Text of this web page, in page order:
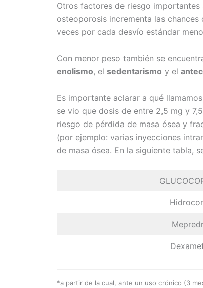
Otros factores de riesgo importantes
osteoporosis incrementa las
veces por cada desvío estándar
Con menor peso también se
enolismo, el sedentarismo y el
Es importante aclarar a qué
se vio que dosis de entre 2,5 mg y
riesgo de pérdida de masa ósea y
(por ejemplo: varias inyecciones
de masa ósea. En la siguiente tabla,
*a partir de la cual, ante un uso crónico (3